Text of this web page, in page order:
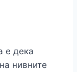
е дека
нивните